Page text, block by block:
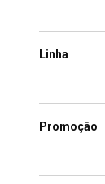
Linha
Promoção